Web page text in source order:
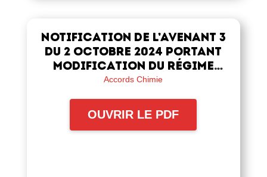
Notification de l’avenant 3
du 2 octobre 2024 portant
modification du régime
conventionnel frais de
Accords Chimie
OUVRIR LE PDF